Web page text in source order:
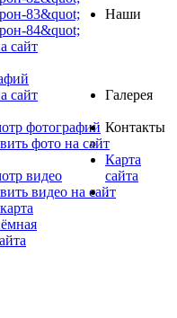
83&quot;
84&quot;
сайт
Наши
сайт
Галерея
фотографий
фото на сайт
видео
видео на сайт
Контакты
Карта
сайта
.